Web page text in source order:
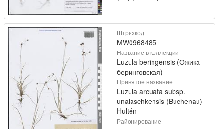
Штрихкод
MW0968485
Название в коллекции
Luzula beringensis (Ожика
беринговская)
Принятое название
Luzula arcuata subsp.
unalaschkensis (Buchenau)
Hultén
Районирование